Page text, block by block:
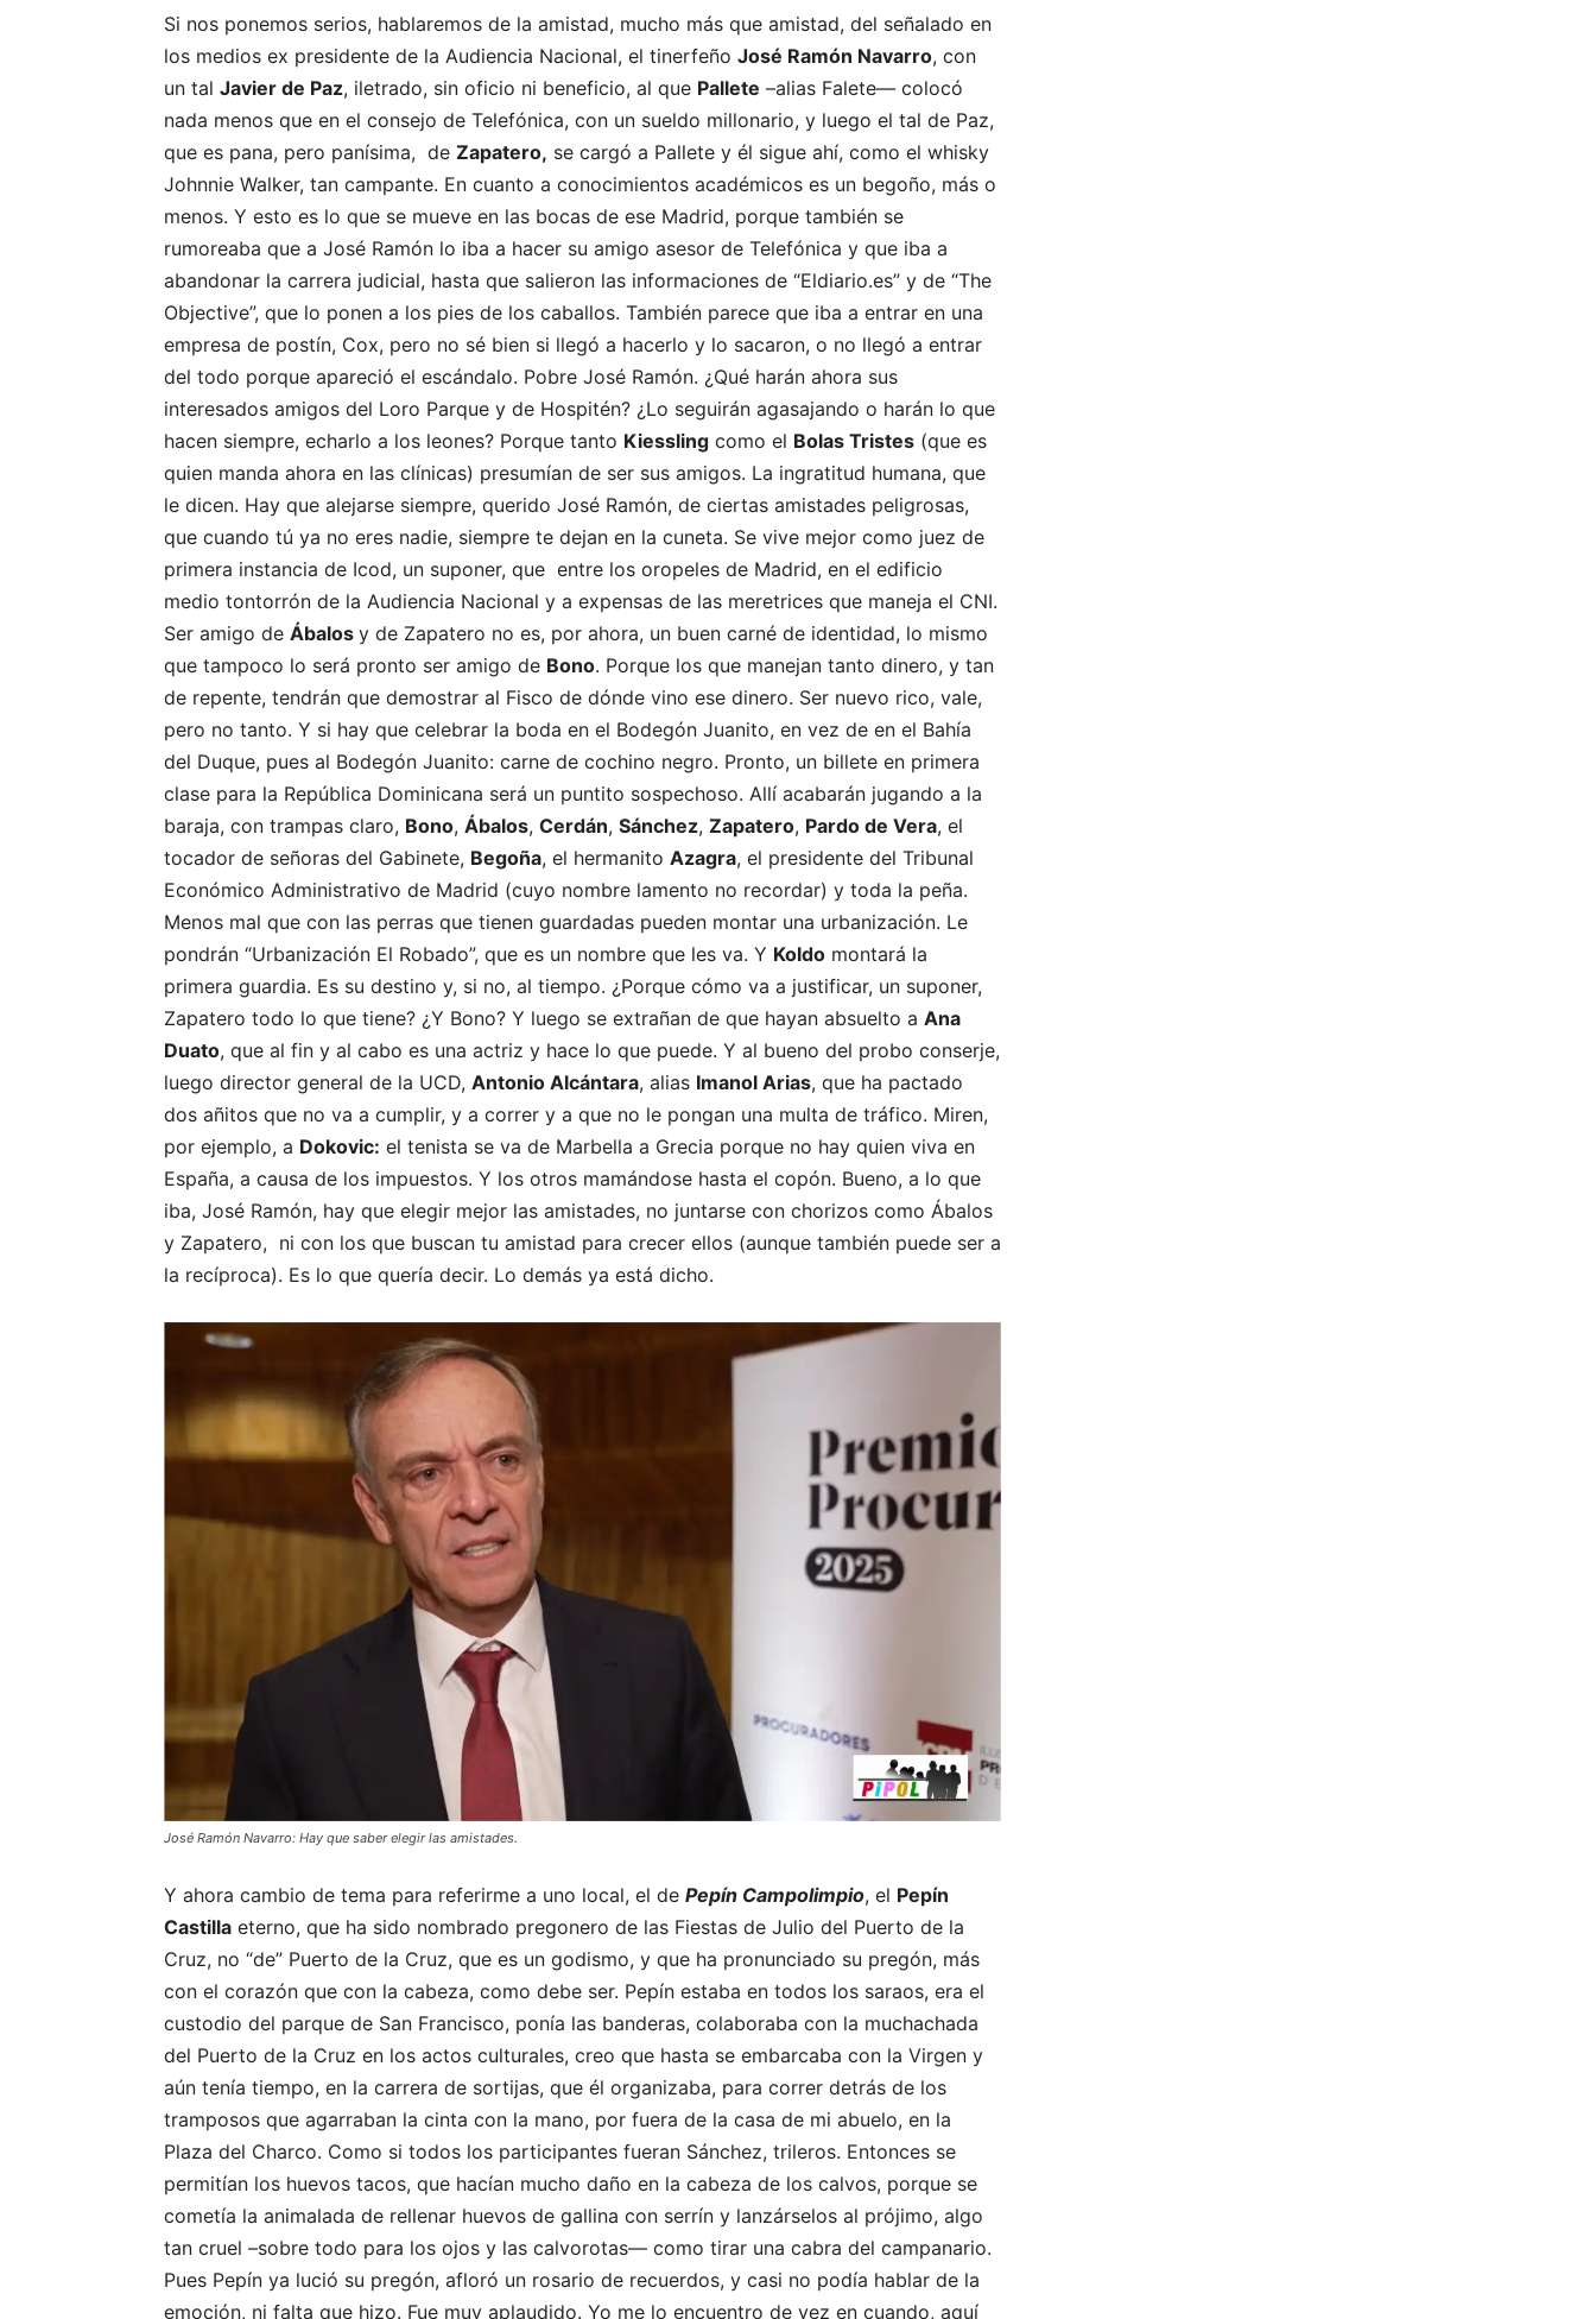
Si nos ponemos serios, hablaremos de la amistad, mucho más que amistad, del señalado en
los medios ex presidente de la Audiencia Nacional, el tinerfeño José Ramón Navarro, con
un tal Javier de Paz, iletrado, sin oficio ni beneficio, al que Pallete –alias Falete— colocó
nada menos que en el consejo de Telefónica, con un sueldo millonario, y luego el tal de Paz,
que es pana, pero panísima, de Zapatero, se cargó a Pallete y él sigue ahí, como el whisky
Johnnie Walker, tan campante. En cuanto a conocimientos académicos es un begoño, más o
menos. Y esto es lo que se mueve en las bocas de ese Madrid, porque también se
rumoreaba que a José Ramón lo iba a hacer su amigo asesor de Telefónica y que iba a
abandonar la carrera judicial, hasta que salieron las informaciones de “Eldiario.es” y de “The
Objective”, que lo ponen a los pies de los caballos. También parece que iba a entrar en una
empresa de postín, Cox, pero no sé bien si llegó a hacerlo y lo sacaron, o no llegó a entrar
del todo porque apareció el escándalo. Pobre José Ramón. ¿Qué harán ahora sus
interesados amigos del Loro Parque y de Hospitén? ¿Lo seguirán agasajando o harán lo que
hacen siempre, echarlo a los leones? Porque tanto Kiessling como el Bolas Tristes (que es
quien manda ahora en las clínicas) presumían de ser sus amigos. La ingratitud humana, que
le dicen. Hay que alejarse siempre, querido José Ramón, de ciertas amistades peligrosas,
que cuando tú ya no eres nadie, siempre te dejan en la cuneta. Se vive mejor como juez de
primera instancia de Icod, un suponer, que entre los oropeles de Madrid, en el edificio
medio tontorrón de la Audiencia Nacional y a expensas de las meretrices que maneja el CNI.
Ser amigo de Ábalos y de Zapatero no es, por ahora, un buen carné de identidad, lo mismo
que tampoco lo será pronto ser amigo de Bono. Porque los que manejan tanto dinero, y tan
de repente, tendrán que demostrar al Fisco de dónde vino ese dinero. Ser nuevo rico, vale,
pero no tanto. Y si hay que celebrar la boda en el Bodegón Juanito, en vez de en el Bahía
del Duque, pues al Bodegón Juanito: carne de cochino negro. Pronto, un billete en primera
clase para la República Dominicana será un puntito sospechoso. Allí acabarán jugando a la
baraja, con trampas claro, Bono, Ábalos, Cerdán, Sánchez, Zapatero, Pardo de Vera, el
tocador de señoras del Gabinete, Begoña, el hermanito Azagra, el presidente del Tribunal
Económico Administrativo de Madrid (cuyo nombre lamento no recordar) y toda la peña.
Menos mal que con las perras que tienen guardadas pueden montar una urbanización. Le
pondrán “Urbanización El Robado”, que es un nombre que les va. Y Koldo montará la
primera guardia. Es su destino y, si no, al tiempo. ¿Porque cómo va a justificar, un suponer,
Zapatero todo lo que tiene? ¿Y Bono? Y luego se extrañan de que hayan absuelto a Ana
Duato, que al fin y al cabo es una actriz y hace lo que puede. Y al bueno del probo conserje,
luego director general de la UCD, Antonio Alcántara, alias Imanol Arias, que ha pactado
dos añitos que no va a cumplir, y a correr y a que no le pongan una multa de tráfico. Miren,
por ejemplo, a Dokovic: el tenista se va de Marbella a Grecia porque no hay quien viva en
España, a causa de los impuestos. Y los otros mamándose hasta el copón. Bueno, a lo que
iba, José Ramón, hay que elegir mejor las amistades, no juntarse con chorizos como Ábalos
y Zapatero, ni con los que buscan tu amistad para crecer ellos (aunque también puede ser a
la recíproca). Es lo que quería decir. Lo demás ya está dicho.
José Ramón Navarro: Hay que saber elegir las amistades.
Y ahora cambio de tema para referirme a uno local, el de Pepín Campolimpio, el Pepín
Castilla eterno, que ha sido nombrado pregonero de las Fiestas de Julio del Puerto de la
Cruz, no “de” Puerto de la Cruz, que es un godismo, y que ha pronunciado su pregón, más
con el corazón que con la cabeza, como debe ser. Pepín estaba en todos los saraos, era el
custodio del parque de San Francisco, ponía las banderas, colaboraba con la muchachada
del Puerto de la Cruz en los actos culturales, creo que hasta se embarcaba con la Virgen y
aún tenía tiempo, en la carrera de sortijas, que él organizaba, para correr detrás de los
tramposos que agarraban la cinta con la mano, por fuera de la casa de mi abuelo, en la
Plaza del Charco. Como si todos los participantes fueran Sánchez, trileros. Entonces se
permitían los huevos tacos, que hacían mucho daño en la cabeza de los calvos, porque se
cometía la animalada de rellenar huevos de gallina con serrín y lanzárselos al prójimo, algo
tan cruel –sobre todo para los ojos y las calvorotas— como tirar una cabra del campanario.
Pues Pepín ya lució su pregón, afloró un rosario de recuerdos, y casi no podía hablar de la
emoción, ni falta que hizo. Fue muy aplaudido. Yo me lo encuentro de vez en cuando, aquí